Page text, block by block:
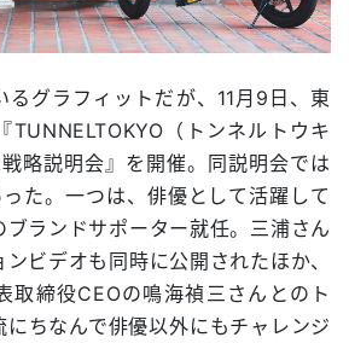
るグラフィットだが、11月9日、東
TUNNELTOKYO（トンネルトウキ
略説明会』を開催。同説明会では
た。一つは、俳優として活躍して
ブランドサポーター就任。三浦さん
ビデオも同時に公開されたほか、
取締役CEOの鳴海禎三さんとのト
ちなんで俳優以外にもチャレンジ